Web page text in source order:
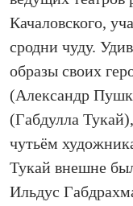
Качаловского,
сродни чуду.
образы своих
(Александр
(Габдулла
чутьём
Тукай внешне
Ильдус